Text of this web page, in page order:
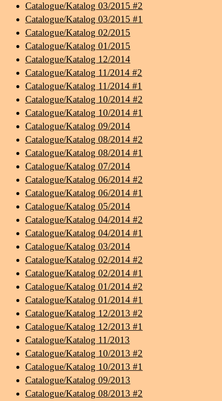
Catalogue/Katalog 03/2015 #2
Catalogue/Katalog 03/2015 #1
Catalogue/Katalog 02/2015
Catalogue/Katalog 01/2015
Catalogue/Katalog 12/2014
Catalogue/Katalog 11/2014 #2
Catalogue/Katalog 11/2014 #1
Catalogue/Katalog 10/2014 #2
Catalogue/Katalog 10/2014 #1
Catalogue/Katalog 09/2014
Catalogue/Katalog 08/2014 #2
Catalogue/Katalog 08/2014 #1
Catalogue/Katalog 07/2014
Catalogue/Katalog 06/2014 #2
Catalogue/Katalog 06/2014 #1
Catalogue/Katalog 05/2014
Catalogue/Katalog 04/2014 #2
Catalogue/Katalog 04/2014 #1
Catalogue/Katalog 03/2014
Catalogue/Katalog 02/2014 #2
Catalogue/Katalog 02/2014 #1
Catalogue/Katalog 01/2014 #2
Catalogue/Katalog 01/2014 #1
Catalogue/Katalog 12/2013 #2
Catalogue/Katalog 12/2013 #1
Catalogue/Katalog 11/2013
Catalogue/Katalog 10/2013 #2
Catalogue/Katalog 10/2013 #1
Catalogue/Katalog 09/2013
Catalogue/Katalog 08/2013 #2